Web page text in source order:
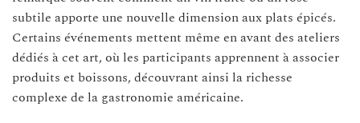
subtile apporte une nouvelle dimension aux plats épicés.
Certains événements mettent même en avant des ateliers
dédiés à cet art, où les participants apprennent à associer
produits et boissons, découvrant ainsi la richesse
complexe de la gastronomie américaine.